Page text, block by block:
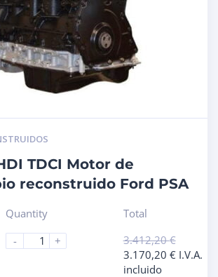
TDCI Motor de
reconstruido Ford PSA
Quantity
-
+
Total
3.412,20€
3.170,20 € I.V.A.
incluido